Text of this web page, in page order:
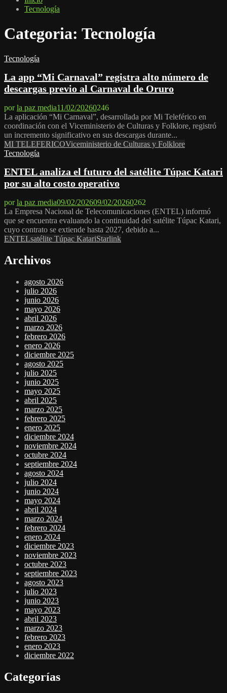
Tecnología
Categoria: Tecnología
Tecnología
La app “Mi Carnaval” registra alto número de
descargas previo al Carnaval de Oruro
porla paz media11/02/20260246
La aplicación “Mi Carnaval”, desarrollada por Mi Teleférico en
coordinación con el Viceministerio de Culturas y Folklore, registró
un incremento significativo en sus descargas durante...
MI TELEFERICOViceministerio de Culturas y Folklore
Tecnología
ENTEL analiza el futuro del satélite Túpac Katari
por su alto costo operativo
porla paz media09/02/202609/02/20260262
La Empresa Nacional de Telecomunicaciones (ENTEL) informó
que se encuentra evaluando la continuidad del satélite Túpac Katari,
cuyo contrato se extiende hasta 2027, debido a...
ENTELsatélite Túpac KatariStarlink
Archivos
agosto 2026
julio 2026
junio 2026
mayo 2026
abril 2026
marzo 2026
febrero 2026
enero 2026
diciembre 2025
agosto 2025
julio 2025
junio 2025
mayo 2025
abril 2025
marzo 2025
febrero 2025
enero 2025
diciembre 2024
noviembre 2024
octubre 2024
septiembre 2024
agosto 2024
julio 2024
junio 2024
mayo 2024
abril 2024
marzo 2024
febrero 2024
enero 2024
diciembre 2023
noviembre 2023
octubre 2023
septiembre 2023
agosto 2023
julio 2023
junio 2023
mayo 2023
abril 2023
marzo 2023
febrero 2023
enero 2023
diciembre 2022
Categorías